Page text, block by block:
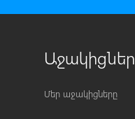
Աջակիցներ
Մեր աջակիցները